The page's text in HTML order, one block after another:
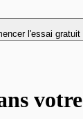
l'essai gratuit
votre